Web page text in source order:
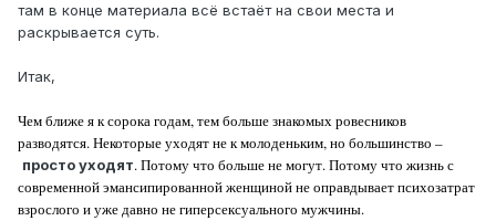
там в конце материала всё встаёт на свои места и
раскрывается суть.
Итак,
Чем ближе я к сорока годам, тем больше знакомых ровесников
разводятся. Некоторые уходят не к молоденьким, но большинство –
просто уходят. Потому что больше не могут. Потому что жизнь с
современной эмансипированной женщиной не оправдывает психозатрат
взрослого и уже давно не гиперсексуального мужчины.